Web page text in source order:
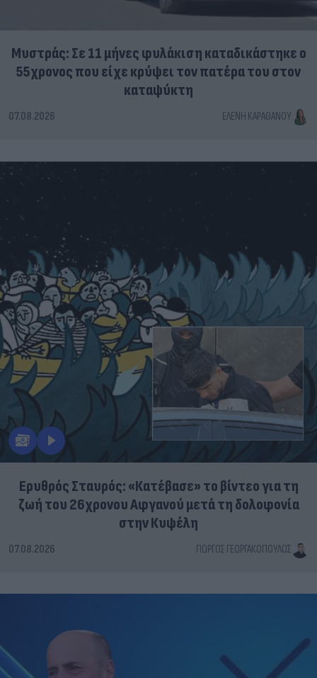
Μυστράς: Σε 11 μήνες φυλάκιση καταδικάστηκε ο
55χρονος που είχε κρύψει τον πατέρα του στον
καταψύκτη
07.08.2026 ΕΛΈΝΗ ΚΑΡΑΘΆΝΟΥ
Ερυθρός Σταυρός: «Κατέβασε» το βίντεο για τη
ζωή του 26χρονου Αφγανού μετά τη δολοφονία
στην Κυψέλη
07.08.2026 ΓΙΏΡΓΟΣ ΓΕΩΡΓΑΚΌΠΟΥΛΟΣ